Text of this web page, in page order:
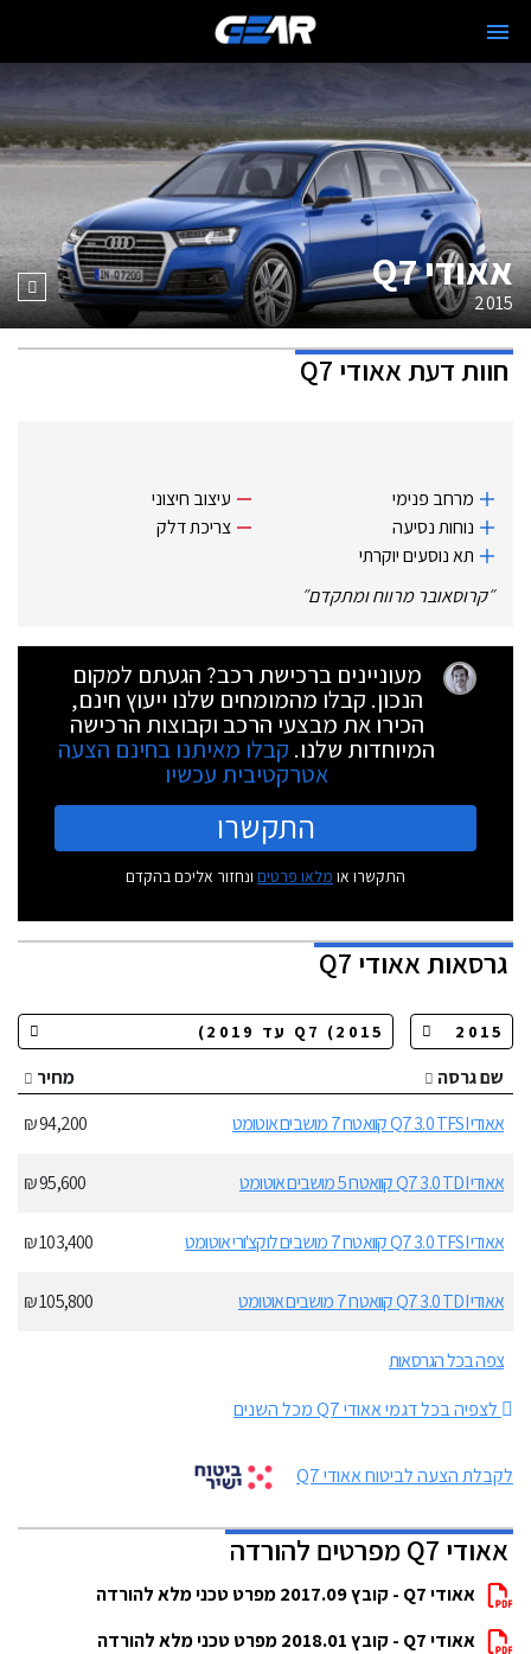
אאודי Q7
2015
חוות דעתאאודי Q7
מרחב פנימי
נוחות נסיעה
תא נוסעים יוקרתי
עיצוב חיצוני
צריכת דלק
״קרוסאובר מרווח ומתקדם״
מעוניינים ברכישת רכב? הגעתם למקום
הנכון. קבלו מהמומחים שלנו ייעוץ חינם,
הכירו את מבצעי הרכב וקבוצות הרכישה
המיוחדות שלנו. קבלו מאיתנו בחינם הצעה
אטרקטיבית עכשיו
התקשרו
התקשרו או מלאו פרטים ונחזור אליכם בהקדם
גרסאותאאודי Q7
שם גרסה
מחיר
אאודי Q7 3.0 TFSI קוואטרו 7 מושבים אוטומט
94,200 ₪
אאודי Q7 3.0 TDI קוואטרו 5 מושבים אוטומט 95,600 ₪
אאודי Q7 3.0 TFSI קוואטרו 7 מושבים לוקצ'ורי אוטומט 103,400 ₪
אאודי Q7 3.0 TDI קוואטרו 7 מושבים אוטומט 105,800 ₪
צפה בכל הגרסאות
לצפיה בכל דגמי אאודי Q7 מכל השנים
לקבלת הצעה לביטוח אאודי Q7
אאודי Q7 מפרטים להורדה
אאודי Q7 - קובץ 2017.09 מפרט טכני מלא להורדה
אאודי Q7 - קובץ 2018.01 מפרט טכני מלא להורדה